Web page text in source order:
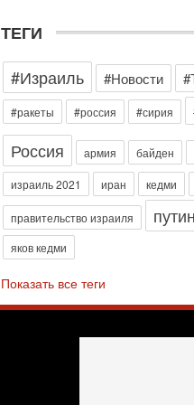
ТЕГИ
#Израиль
#Новости
#ракеты #россия #сирия
Россия армия байден
израиль 2021 иран кедми
правительство израиля путин
яков кедми
Показать все теги